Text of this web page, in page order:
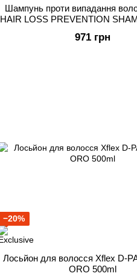
Шампунь проти випадання
HAIR LOSS PREVENTION
971 грн
−20%
Лосьйон для волосся Xflex D-
ORO 500ml